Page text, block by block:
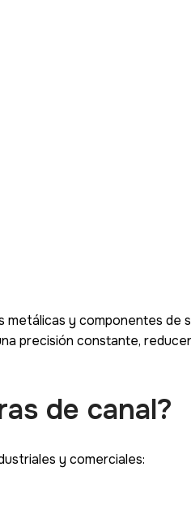
y componentes de
precisión constante,
de canal?
y comerciales: